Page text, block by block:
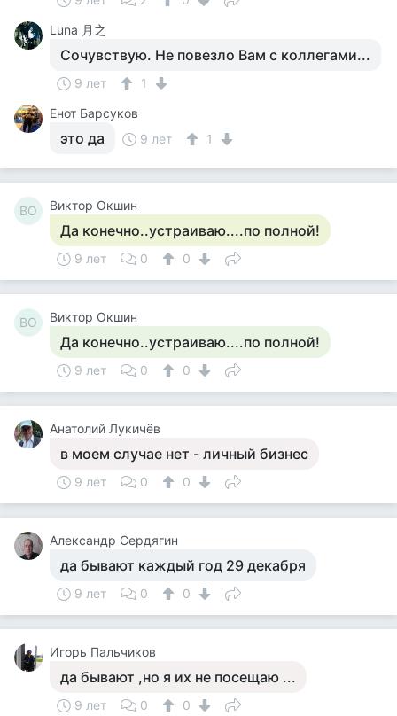
Luna 月之
Сочувствую. Не повезло Вам с коллегами...
9 лет
1
Енот Барсуков
это да 9 лет 1
ВО Виктор Окшин
Да конечно..устраиваю....по полной!
9 лет 0 0
ВО Виктор Окшин
Да конечно..устраиваю....по полной!
9 лет 0 0
Анатолий Лукичёв
в моем случае нет - личный бизнес
9 лет 0 0
Александр Сердягин
да бывают каждый год 29 декабря
9 лет 0 0
Игорь Пальчиков
да бывают ,но я их не посещаю ...
9 лет 0 0